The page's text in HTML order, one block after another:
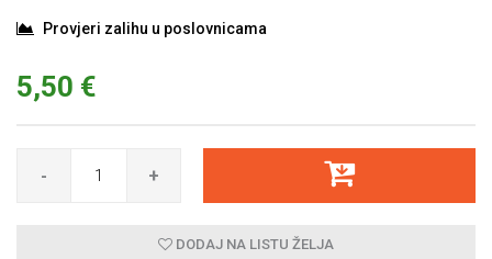
Provjeri zalihu u poslovnicama
5,50 €
- +
DODAJ NA LISTU ŽELJA